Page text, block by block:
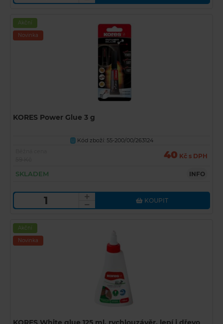
Akční
Novinka
KORES Power Glue 3 g
U Kód zboží: 55-200/00/263124
40 Kč s DPH
SKLADEM INFO
KOUPIT
Akční
Novinka